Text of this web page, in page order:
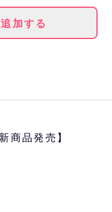
加する
・山下・曽谷・
品発売】